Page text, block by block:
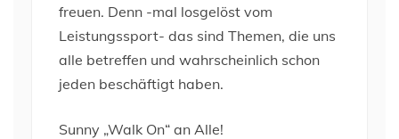
freuen. Denn -mal losgelöst vom
Leistungssport- das sind Themen, die uns
alle betreffen und wahrscheinlich schon
jeden beschäftigt haben.
Sunny „Walk On“ an Alle!